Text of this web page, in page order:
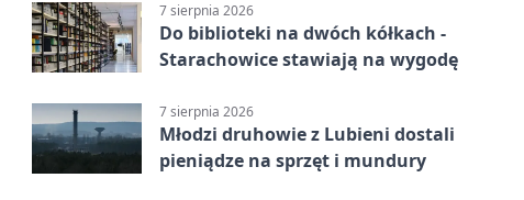
7 sierpnia 2026
Do biblioteki na dwóch kółkach -
Starachowice stawiają na wygodę
7 sierpnia 2026
Młodzi druhowie z Lubieni dostali
pieniądze na sprzęt i mundury